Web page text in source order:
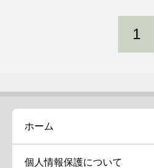
1
ホーム
個人情報保護について